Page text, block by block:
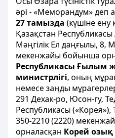
әрі - «Меморандум»деп
27тамызда (күшінеену
Қазақстан
Мәңгілік Ел даңғылы, 8,
мекенжайы бойынша
Республикасы Ғылым
министрлігі, оның
немесезаңды
291 Дехак-ро, Юсон-гу,
Республикасы(«Корея»),
350-2210(2220)
орналасқан Корей озық